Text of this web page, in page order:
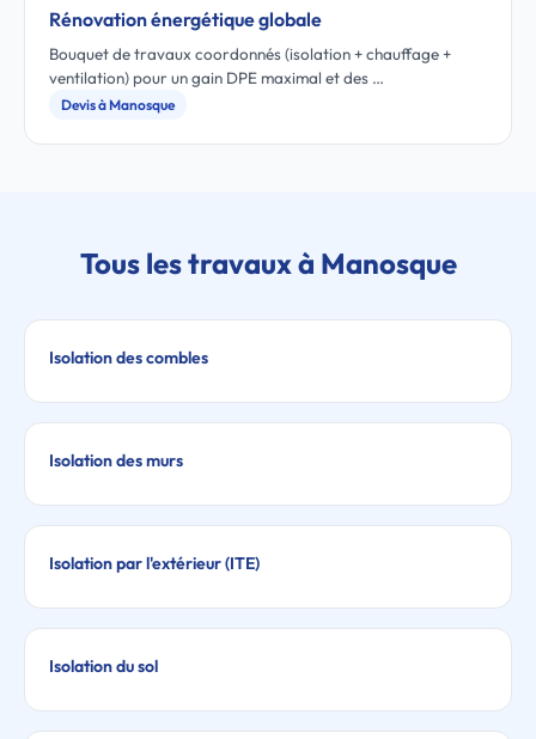
Rénovation énergétique globale
Bouquet de travaux coordonnés (isolation + chauffage +
ventilation) pour un gain DPE maximal et des …
Devis à Manosque
Tous les travaux à Manosque
Isolation des combles
Isolation des murs
Isolation par l'extérieur (ITE)
Isolation du sol